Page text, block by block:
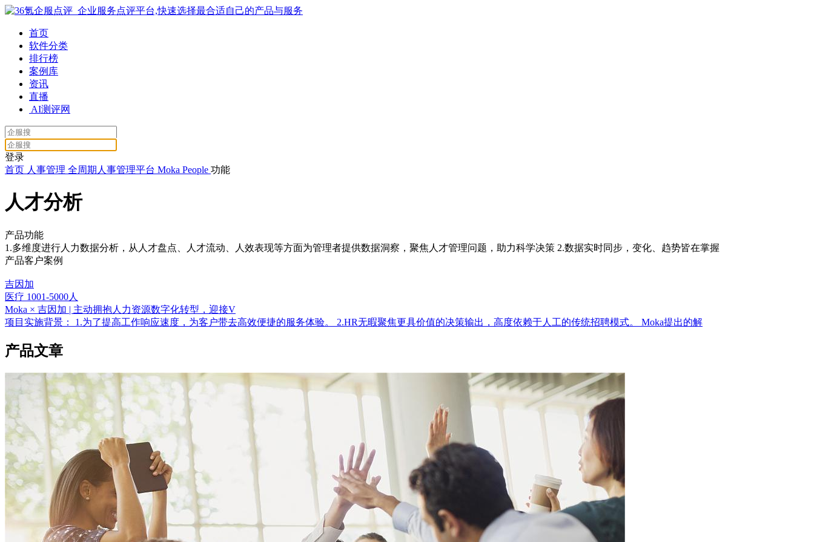
首页
软件分类
排行榜
案例库
资讯
直播
AI测评网
登录
首页 人事管理 全周期人事管理平台 Moka People 功能
人才分析
产品功能
1.多维度进行人力数据分析，从人才盘点、人才流动、人效表现等方面为管理者提供数据洞察，聚焦人才管理问题，助力科学决策 2.数据实时同步，变化、趋势皆在掌握
产品客户案例
吉因加
医疗 1001-5000人
Moka × 吉因加 | 主动拥抱人力资源数字化转型，迎接V
项目实施背景： 1.为了提高工作响应速度，为客户带去高效便捷的服务体验。 2.HR无暇聚焦更具价值的决策输出，高度依赖于人工的传统招聘模式。 Moka提出的解
产品文章